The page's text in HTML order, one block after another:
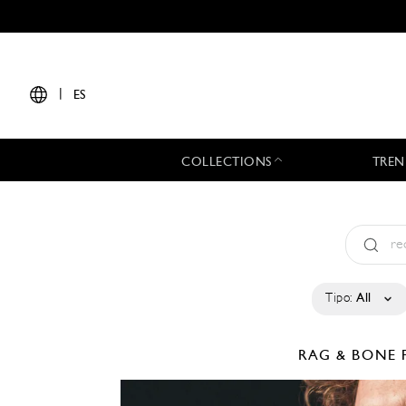
ES
COLLECTIONS
Tipo: All
RAG & BONE